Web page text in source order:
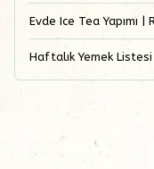
Evde Ice Tea Yapımı
Haftalık Yemek